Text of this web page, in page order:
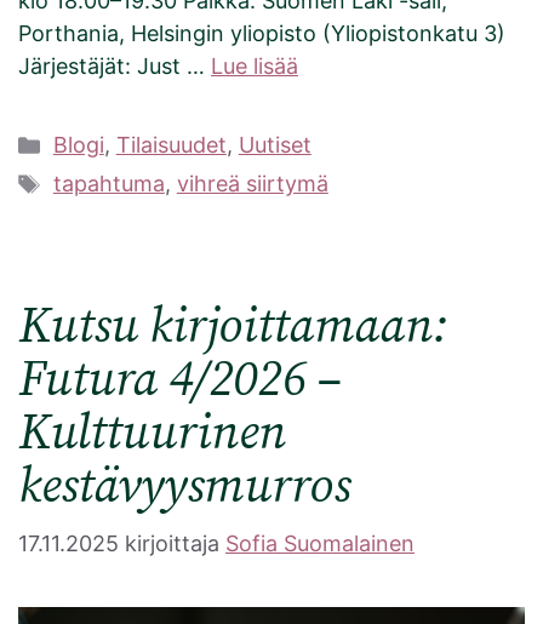
Porthania, Helsingin yliopisto (Yliopistonkatu 3)
Järjestäjät: Just … Lue lisää
Kategoriat
Blogi, Tilaisuudet, Uutiset
Avainsanat
tapahtuma, vihreä siirtymä
Kutsu kirjoittamaan:
Futura 4/2026 –
Kulttuurinen
kestävyysmurros
17.11.2025 kirjoittaja Sofia Suomalainen